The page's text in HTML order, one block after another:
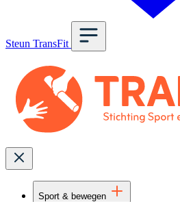
Steun TransFit
Sport & bewegen